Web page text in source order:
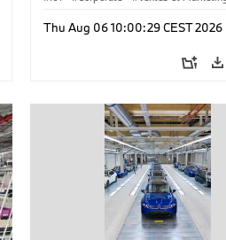
Thu Aug 06 10:00:29 CEST 2026